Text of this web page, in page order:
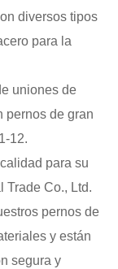
diversos tipos
para la
uniones de
pernos de gran
12.
para su
Trade Co., Ltd.
pernos de
y están
segura y